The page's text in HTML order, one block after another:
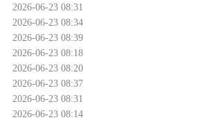
2026-06-23 08:31
2026-06-23 08:34
2026-06-23 08:39
2026-06-23 08:18
2026-06-23 08:20
2026-06-23 08:37
2026-06-23 08:31
2026-06-23 08:14